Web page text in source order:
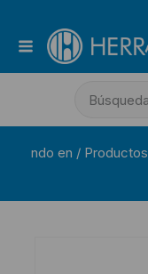
ndo en / Productos